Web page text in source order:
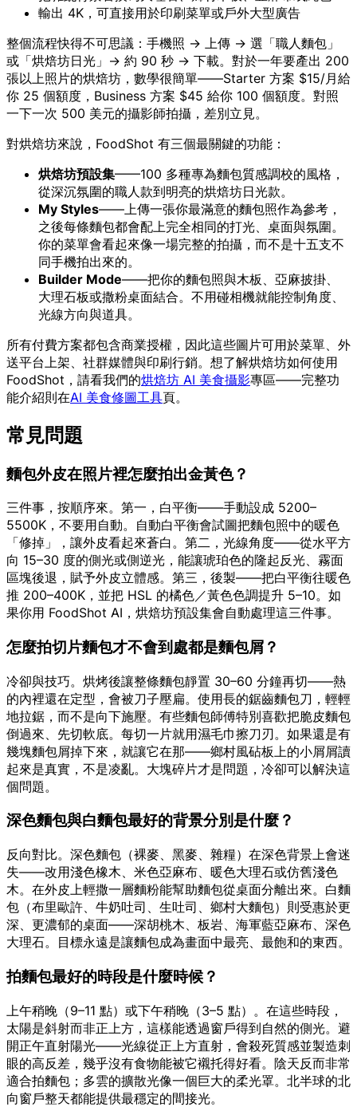
輸出 4K，可直接用於印刷菜單或戶外大型廣告
整個流程快得不可思議：手機照 → 上傳 → 選「職人麵包」
或「烘焙坊日光」→ 約 90 秒 → 下載。對於一年要產出 200
張以上照片的烘焙坊，數學很簡單——Starter 方案 $15/月給
你 25 個額度，Business 方案 $45 給你 100 個額度。對照
一下一次 500 美元的攝影師拍攝，差別立見。
對烘焙坊來說，FoodShot 有三個最關鍵的功能：
烘焙坊預設集——100 多種專為麵包質感調校的風格，
從深沉氛圍的職人款到明亮的烘焙坊日光款。
My Styles——上傳一張你最滿意的麵包照作為參考，
之後每條麵包都會配上完全相同的打光、桌面與氛圍。
你的菜單會看起來像一場完整的拍攝，而不是十五支不
同手機拍出來的。
Builder Mode——把你的麵包照與木板、亞麻披掛、
大理石板或撒粉桌面結合。不用碰相機就能控制角度、
光線方向與道具。
所有付費方案都包含商業授權，因此這些圖片可用於菜單、外
送平台上架、社群媒體與印刷行銷。想了解烘焙坊如何使用
FoodShot，請看我們的烘焙坊 AI 美食攝影專區——完整功
能介紹則在AI 美食修圖工具頁。
常見問題
麵包外皮在照片裡怎麼拍出金黃色？
三件事，按順序來。第一，白平衡——手動設成 5200–
5500K，不要用自動。自動白平衡會試圖把麵包照中的暖色
「修掉」，讓外皮看起來蒼白。第二，光線角度——從水平方
向 15–30 度的側光或側逆光，能讓琥珀色的隆起反光、霧面
區塊後退，賦予外皮立體感。第三，後製——把白平衡往暖色
推 200–400K，並把 HSL 的橘色／黃色色調提升 5–10。如
果你用 FoodShot AI，烘焙坊預設集會自動處理這三件事。
怎麼拍切片麵包才不會到處都是麵包屑？
冷卻與技巧。烘烤後讓整條麵包靜置 30–60 分鐘再切——熱
的內裡還在定型，會被刀子壓扁。使用長的鋸齒麵包刀，輕輕
地拉鋸，而不是向下施壓。有些麵包師傅特別喜歡把脆皮麵包
倒過來、先切軟底。每切一片就用濕毛巾擦刀刃。如果還是有
幾塊麵包屑掉下來，就讓它在那——鄉村風砧板上的小屑屑讀
起來是真實，不是凌亂。大塊碎片才是問題，冷卻可以解決這
個問題。
深色麵包與白麵包最好的背景分別是什麼？
反向對比。深色麵包（裸麥、黑麥、雜糧）在深色背景上會迷
失——改用淺色橡木、米色亞麻布、暖色大理石或仿舊淺色
木。在外皮上輕撒一層麵粉能幫助麵包從桌面分離出來。白麵
包（布里歐許、牛奶吐司、生吐司、鄉村大麵包）則受惠於更
深、更濃郁的桌面——深胡桃木、板岩、海軍藍亞麻布、深色
大理石。目標永遠是讓麵包成為畫面中最亮、最飽和的東西。
拍麵包最好的時段是什麼時候？
上午稍晚（9–11 點）或下午稍晚（3–5 點）。在這些時段，
太陽是斜射而非正上方，這樣能透過窗戶得到自然的側光。避
開正午直射陽光——光線從正上方直射，會殺死質感並製造刺
眼的高反差，幾乎沒有食物能被它襯托得好看。陰天反而非常
適合拍麵包；多雲的擴散光像一個巨大的柔光罩。北半球的北
向窗戶整天都能提供最穩定的間接光。